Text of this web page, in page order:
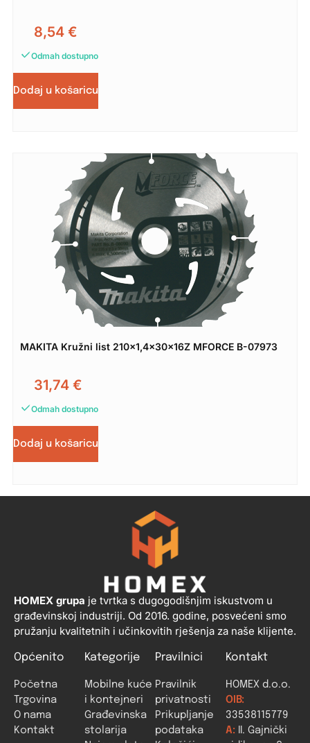
8,54 €
Odmah dostupno
Dodaj u košaricu
MAKITA Kružni list 210×1,4x30x16Z MFORCE B-07973
31,74 €
Odmah dostupno
Dodaj u košaricu
HOMEX grupa je tvrtka s dugogodišnjim iskustvom u
građevinskoj industriji. Od 2016. godine, posvećeni smo
pružanju kvalitetnih i učinkovitih rješenja za naše klijente.
Općenito
Početna
Trgovina
O nama
Kontakt
Kategorije
Mobilne kuće
i kontejneri
Građevinska
stolarija
Pravilnici
Pravilnik
privatnosti
Prikupljanje
podataka
Kontakt
HOMEX d.o.o.
OIB:
33538115779
A: II. Gajnički